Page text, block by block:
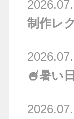
制作レ
🍧暑い